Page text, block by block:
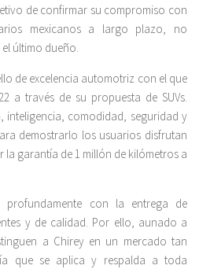
de confirmar su compromiso con
mexicanos a largo plazo, no
último dueño.
de excelencia automotriz con el que
a través de su propuesta de SUVs.
inteligencia, comodidad, seguridad y
demostrarlo los usuarios disfrutan
la garantía de 1 millón de kilómetros a
profundamente con la entrega de
y de calidad. Por ello, aunado a
a Chirey en un mercado tan
que se aplica y respalda a toda